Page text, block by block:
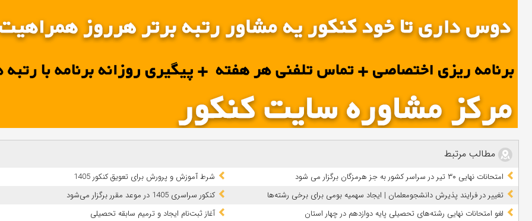
مطالب مرتبط
امتحانات نهایی ۳۰ تیر در سراسر کشور به جز هرمزگان برگزار می شود
شرط آموزش و پرورش برای تعویق کنکور 1405
تغییر در فرایند پذیرش دانشجومعلمان | ایجاد سهمیه بومی برای برخی رشته‌ها
کنکور سراسری 1405 در موعد مقرر برگزار می‌شود
لغو امتحانات نهایی رشته‌های تحصیلی پایه دوازدهم در چهار استان
آغاز ثبت‌نام ایجاد و ترمیم سابقه تحصیلی